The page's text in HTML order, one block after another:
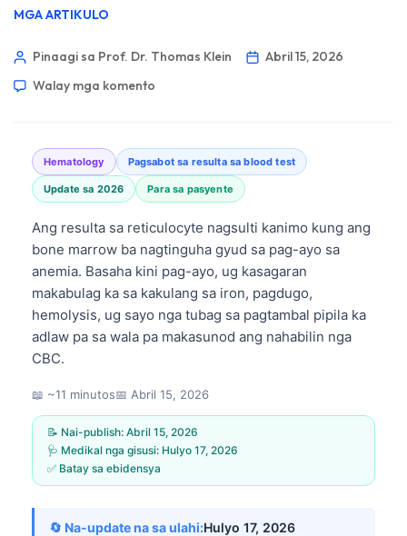
MGA ARTIKULO
Pinaagi sa Prof. Dr. Thomas Klein
Abril 15, 2026
Walay mga komento
Hematology Pagsabot sa resulta sa blood test
Update sa 2026 Para sa pasyente
Ang resulta sa reticulocyte nagsulti kanimo kung ang
bone marrow ba nagtinguha gyud sa pag-ayo sa
anemia. Basaha kini pag-ayo, ug kasagaran
makabulag ka sa kakulang sa iron, pagdugo,
hemolysis, ug sayo nga tubag sa pagtambal pipila ka
adlaw pa sa wala pa makasunod ang nahabilin nga
CBC.
📖 ~11 minutos📅 Abril 15, 2026
📝 Nai-publish: Abril 15, 2026
🩺 Medikal nga gisusi: Hulyo 17, 2026
✅ Batay sa ebidensya
🔄 Na-update na sa ulahi:Hulyo 17, 2026